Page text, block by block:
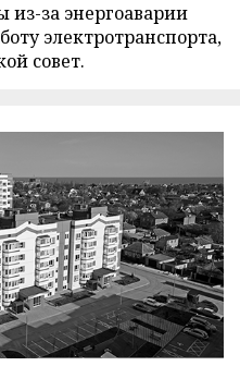
из-за энергоаварии
электротранспорта,
совет.